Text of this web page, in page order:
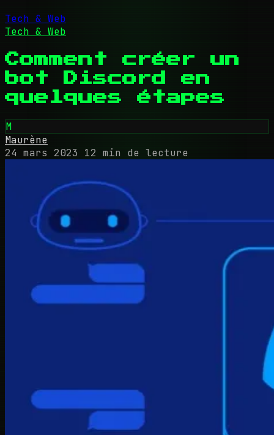
Tech & Web
Tech & Web
Comment créer un
bot Discord en
quelques étapes
M
Maurène
24 mars 2023
12 min de lecture